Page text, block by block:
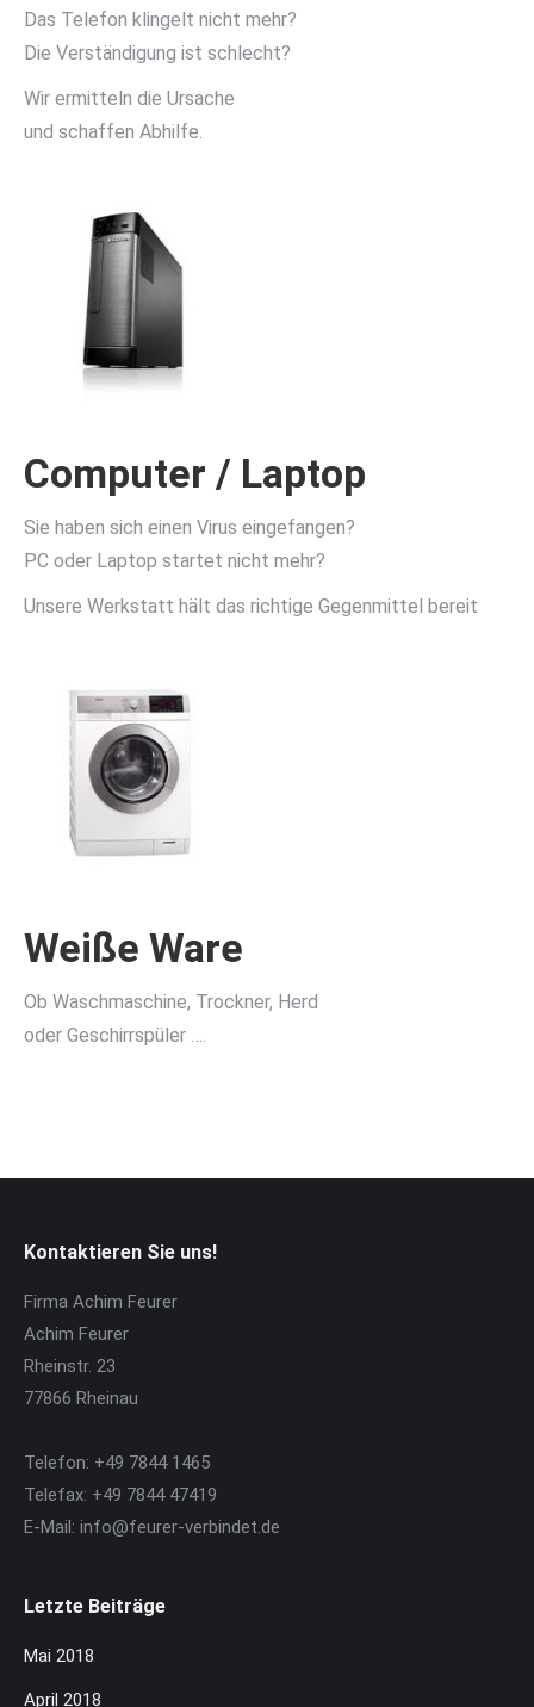
Das Telefon klingelt nicht mehr?
Die Verständigung ist schlecht?
Wir ermitteln die Ursache
und schaffen Abhilfe.
Computer / Laptop
Sie haben sich einen Virus eingefangen?
PC oder Laptop startet nicht mehr?
Unsere Werkstatt hält das richtige Gegenmittel bereit
Weiße Ware
Ob Waschmaschine, Trockner, Herd
oder Geschirrspüler ….
Kontaktieren Sie uns!
Firma Achim Feurer
Achim Feurer
Rheinstr. 23
77866 Rheinau
Telefon: +49 7844 1465
Telefax: +49 7844 47419
E-Mail: info@feurer-verbindet.de
Letzte Beiträge
Mai 2018
April 2018